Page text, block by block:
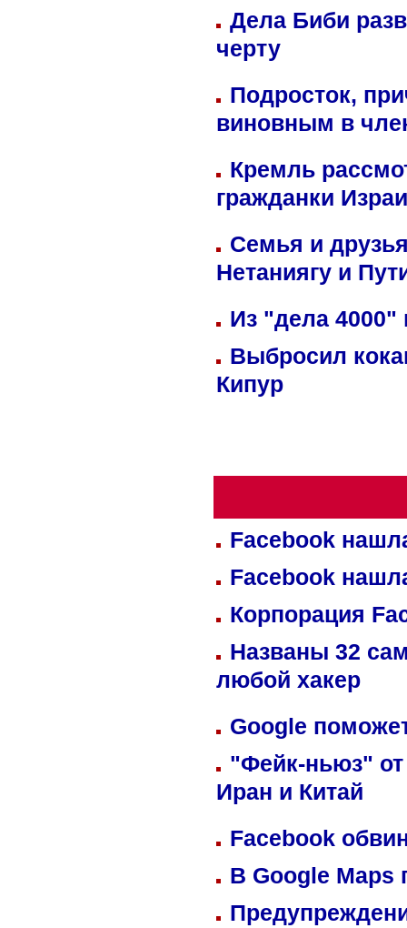
Дела Биби
черту
Подросток,
виновным в
Кремль
гражданки
Семья и
Нетаниягу и
Из "дела 4000"
Выбросил
Кипур
Facebook
Facebook
Корпорация
Названы 32
любой хакер
Google
"Фейк-ньюз" от
Иран и Китай
Facebook
В Google Maps